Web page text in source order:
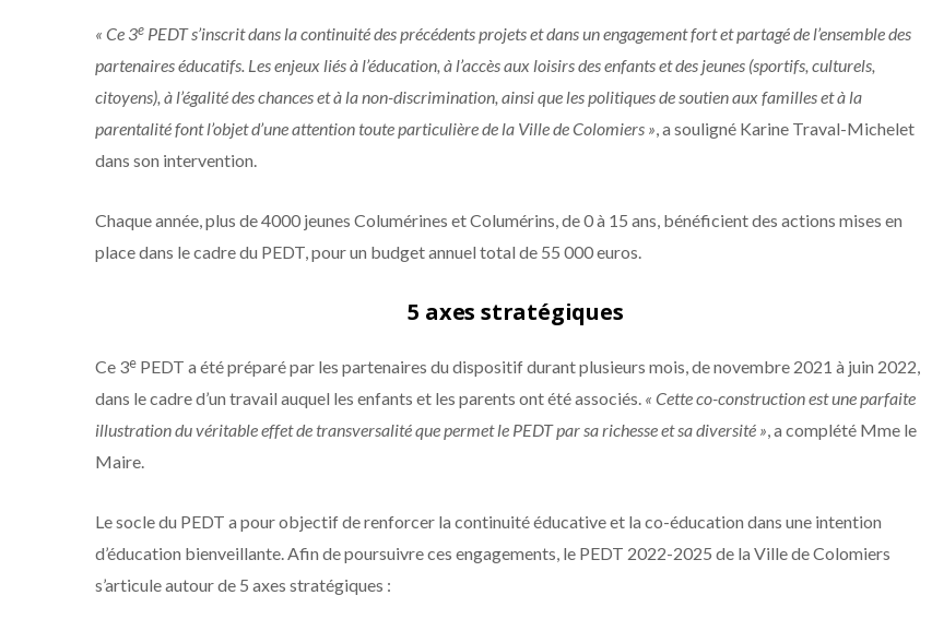
« Ce 3e PEDT s’inscrit dans la continuité des précédents projets et dans un engagement fort et partagé de l’ensemble des
partenaires éducatifs. Les enjeux liés à l’éducation, à l’accès aux loisirs des enfants et des jeunes (sportifs, culturels,
citoyens), à l’égalité des chances et à la non-discrimination, ainsi que les politiques de soutien aux familles et à la
parentalité font l’objet d’une attention toute particulière de la Ville de Colomiers », a souligné Karine Traval-Michelet
dans son intervention.
Chaque année, plus de 4000 jeunes Columérines et Columérins, de 0 à 15 ans, bénéficient des actions mises en
place dans le cadre du PEDT, pour un budget annuel total de 55 000 euros.
5 axes stratégiques
Ce 3e PEDT a été préparé par les partenaires du dispositif durant plusieurs mois, de novembre 2021 à juin 2022,
dans le cadre d’un travail auquel les enfants et les parents ont été associés. « Cette co-construction est une parfaite
illustration du véritable effet de transversalité que permet le PEDT par sa richesse et sa diversité », a complété Mme le
Maire.
Le socle du PEDT a pour objectif de renforcer la continuité éducative et la co-éducation dans une intention
d’éducation bienveillante. Afin de poursuivre ces engagements, le PEDT 2022-2025 de la Ville de Colomiers
s’articule autour de 5 axes stratégiques :